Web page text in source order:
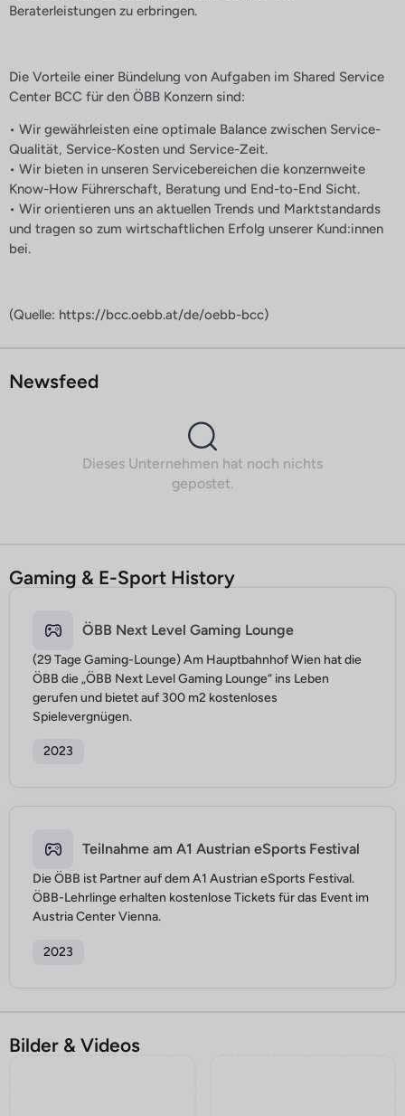
Beraterleistungen zu erbringen.
Die Vorteile einer Bündelung von Aufgaben im Shared Service
Center BCC für den ÖBB Konzern sind:
• Wir gewährleisten eine optimale Balance zwischen Service-
Qualität, Service-Kosten und Service-Zeit.
• Wir bieten in unseren Servicebereichen die konzernweite
Know-How Führerschaft, Beratung und End-to-End Sicht.
• Wir orientieren uns an aktuellen Trends und Marktstandards
und tragen so zum wirtschaftlichen Erfolg unserer Kund:innen
bei.
(Quelle: https://bcc.oebb.at/de/oebb-bcc)
Newsfeed
Dieses Unternehmen hat noch nichts
gepostet.
Gaming & E-Sport History
ÖBB Next Level Gaming Lounge
(29 Tage Gaming-Lounge) Am Hauptbahnhof Wien hat die
ÖBB die „ÖBB Next Level Gaming Lounge“ ins Leben
gerufen und bietet auf 300 m2 kostenloses
Spielevergnügen.
2023
Teilnahme am A1 Austrian eSports Festival
Die ÖBB ist Partner auf dem A1 Austrian eSports Festival.
ÖBB-Lehrlinge erhalten kostenlose Tickets für das Event im
Austria Center Vienna.
2023
Bilder & Videos